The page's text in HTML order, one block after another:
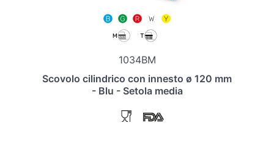
1034BM
Scovolo cilindrico con innesto ø 120 mm
- Blu - Setola media